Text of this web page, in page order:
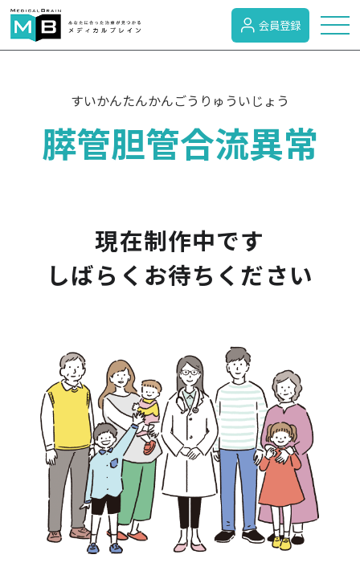
症状検索
病気のカテゴリー
検診・検査
出産・子ども
病院の機能と役割
会員登録
すいかんたんかんごうりゅういじょう
膵管胆管合流異常
現在制作中です
しばらくお待ちください